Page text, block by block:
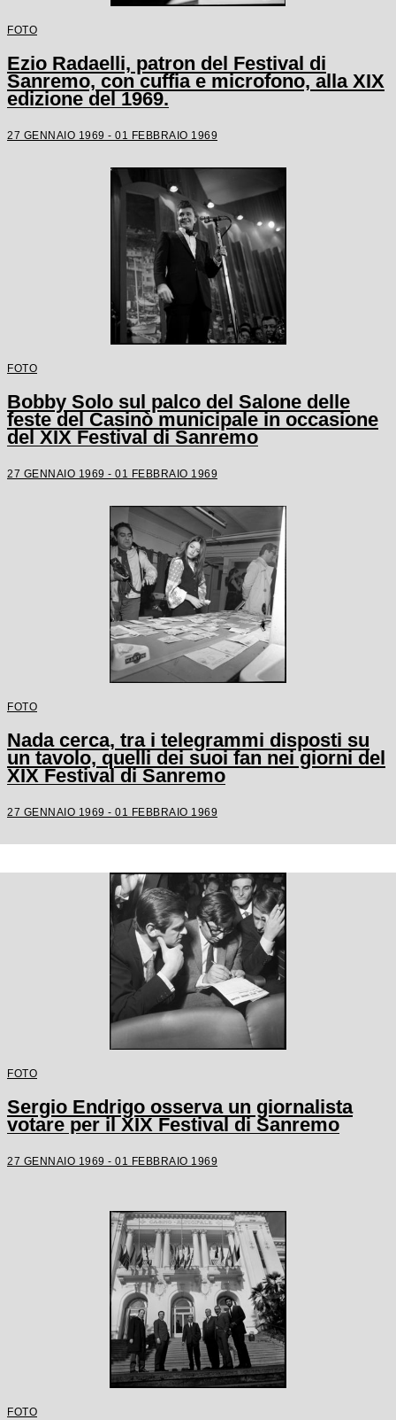
FOTO
Ezio Radaelli, patron del Festival di
Sanremo, con cuffia e microfono, alla XIX
edizione del 1969.
27 GENNAIO 1969 - 01 FEBBRAIO 1969
FOTO
Bobby Solo sul palco del Salone delle
feste del Casinò municipale in occasione
del XIX Festival di Sanremo
27 GENNAIO 1969 - 01 FEBBRAIO 1969
FOTO
Nada cerca, tra i telegrammi disposti su
un tavolo, quelli dei suoi fan nei giorni del
XIX Festival di Sanremo
27 GENNAIO 1969 - 01 FEBBRAIO 1969
FOTO
Sergio Endrigo osserva un giornalista
votare per il XIX Festival di Sanremo
27 GENNAIO 1969 - 01 FEBBRAIO 1969
FOTO